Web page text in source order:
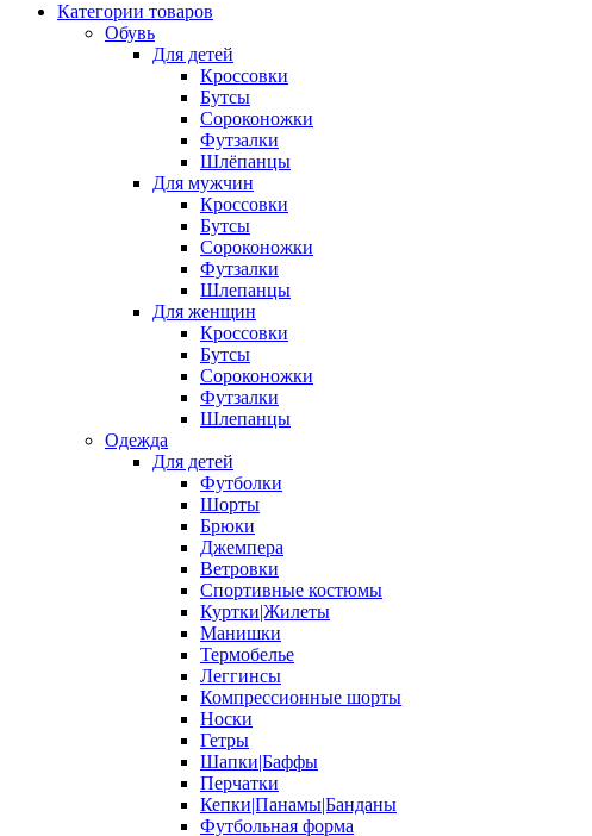
Категории товаров
Обувь
Для детей
Кроссовки
Бутсы
Сороконожки
Футзалки
Шлёпанцы
Для мужчин
Кроссовки
Бутсы
Сороконожки
Футзалки
Шлепанцы
Для женщин
Кроссовки
Бутсы
Сороконожки
Футзалки
Шлепанцы
Одежда
Для детей
Футболки
Шорты
Брюки
Джемпера
Ветровки
Спортивные костюмы
Куртки|Жилеты
Манишки
Термобелье
Леггинсы
Компрессионные шорты
Носки
Гетры
Шапки|Баффы
Перчатки
Кепки|Панамы|Банданы
Футбольная форма